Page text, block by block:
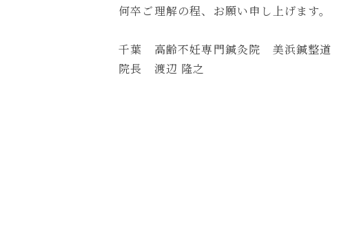
何卒ご理解の程、お願い申し上げます。
千葉 高齢不妊専門鍼灸院 美浜鍼整道
院長 渡辺 隆之